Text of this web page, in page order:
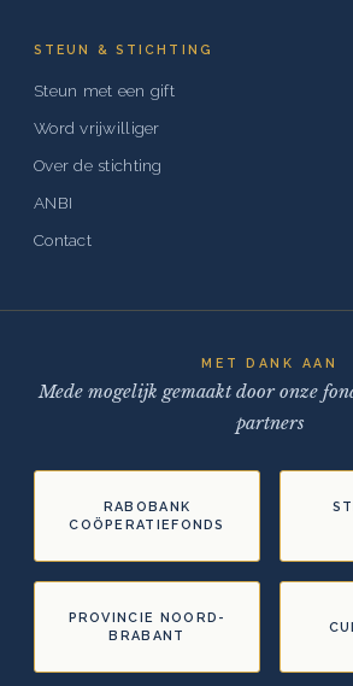
STEUN & STICHTING
Steun met een gift
Word vrijwilliger
Over de stichting
ANBI
Contact
MET DANK AAN
Mede mogelijk gemaakt door onze
partners
RABOBANK
COÖPERATIEFONDS
PROVINCIE NOORD-
BRABANT